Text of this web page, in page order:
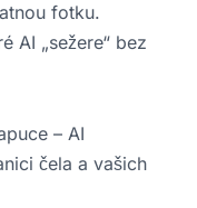
fotku.
AI „sežere“ bez
– AI
čela a vašich